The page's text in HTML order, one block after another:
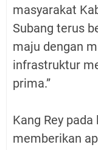
masyarakat
Subang terus
maju dengan
infrastruktur
prima.”
Kang Rey
memberikan